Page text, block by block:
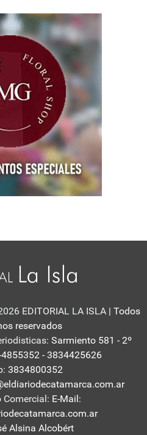
EDITORIAL LA ISLA | Todos
reservados
Sarmiento 581 - 2º
4855352 - 3834425626
3834800352
Comercial: E-Mail:
Alsina Alcobért